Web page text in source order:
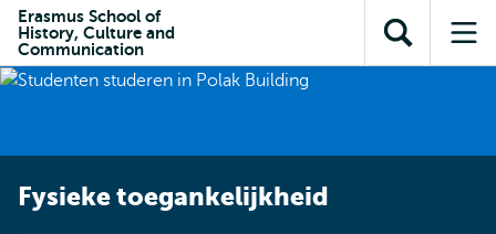
inhoud
gaan
gaan
Direct naar
subnavigatie
Erasmus School of
History, Culture and
Communication
Toon
zoekveld
Fysieke toegankelijkheid